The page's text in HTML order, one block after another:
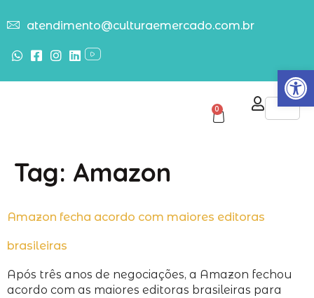
Abrir
atendimento@culturaemercado.com.br
0
Tag: Amazon
Amazon fecha acordo com maiores editoras
brasileiras
Após três anos de negociações, a Amazon fechou
acordo com as maiores editoras brasileiras para